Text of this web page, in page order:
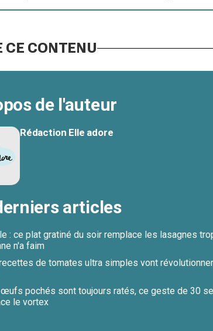
CE CONTENU
de l'auteur
Rédaction Elle adore
articles
: ce plat gratiné du soir remplace les lasagnes
n'a faim
de tomates ultra simples vont
pochés sont toujours ratés, ce geste de 30
le vortex